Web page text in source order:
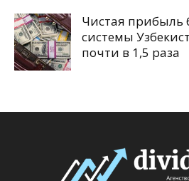
Чистая прибыль
системы
почти в 1,5 раза